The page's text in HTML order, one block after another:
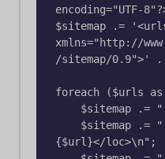
encoding="UTF-
$sitemap .=
xmlns="http://
/sitemap/0.9">'
foreach ($urls
{$url}</loc>\n";